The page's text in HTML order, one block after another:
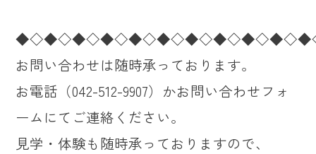
お問い合わせは随時承っております。
お電話（042-512-9907）かお問い合わせフォ
ームにてご連絡ください。
見学・体験も随時承っておりますので、